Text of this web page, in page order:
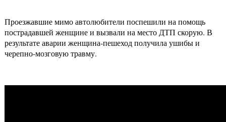
Проезжавшие мимо автолюбители поспешили на помощь
пострадавшей женщине и вызвали на место ДТП скорую. В
результате аварии женщина-пешеход получила ушибы и
черепно-мозговую травму.